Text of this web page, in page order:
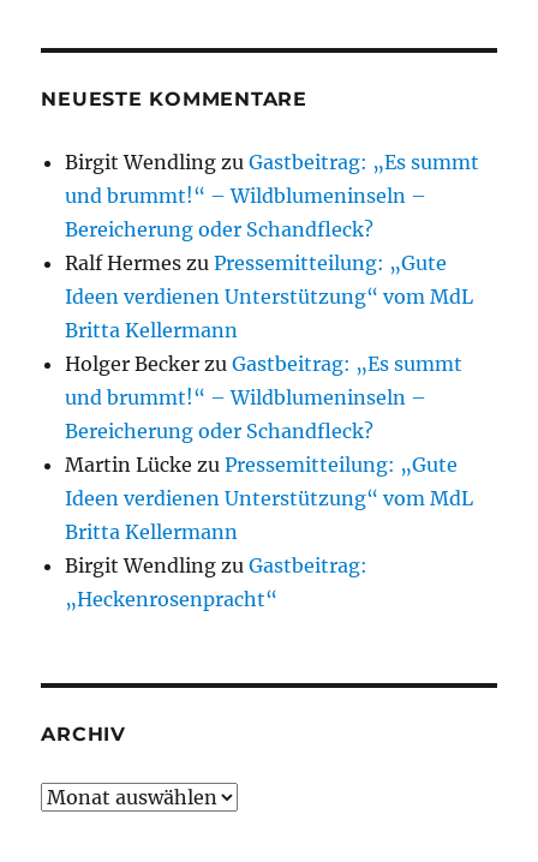
NEUESTE KOMMENTARE
Birgit Wendling zuGastbeitrag: „Es summt
und brummt!“ – Wildblumeninseln –
Bereicherung oder Schandfleck?
Ralf Hermes zuPressemitteilung: „Gute
Ideen verdienen Unterstützung“ vom MdL
Britta Kellermann
Holger Becker zuGastbeitrag: „Es summt
und brummt!“ – Wildblumeninseln –
Bereicherung oder Schandfleck?
Martin Lücke zuPressemitteilung: „Gute
Ideen verdienen Unterstützung“ vom MdL
Britta Kellermann
Birgit Wendling zuGastbeitrag:
„Heckenrosenpracht“
ARCHIV
Archiv